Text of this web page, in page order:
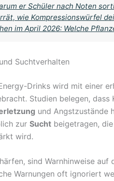
er Schüler nach Noten
wie Kompressionswürfel
im April 2026: Welche
Suchtverhalten
Drinks wird mit einer
Studien belegen,
und Angstzustände
zur Sucht beigetragen,
wird.
sind Warnhinweise auf
Warnungen oft ignoriert